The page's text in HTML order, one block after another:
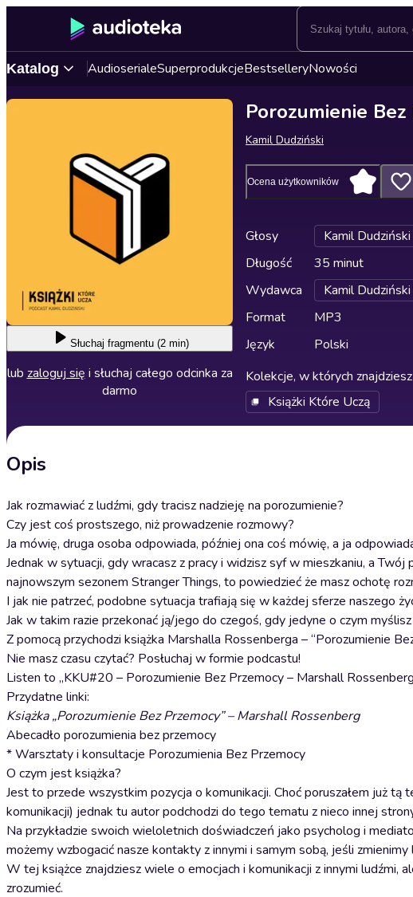
Katalog AudioserialeSuperprodukcjeBestselleryNowości
Słuchaj fragmentu (2 min)
lub zaloguj się i słuchaj całego odcinka za
darmo
Porozumienie
Kamil Dudziński
Ocena użytkowników
Głosy
Kamil Dudziński
Długość
35 minut
Wydawca
Kamil Dudziński
Format
MP3
Język
Polski
Kolekcje, w których
Książki Które Uczą
Opis
Jak rozmawiać z ludźmi, gdy tracisz nadzieję na porozumienie?
Czy jest coś prostszego, niż prowadzenie rozmowy?
Ja mówię, druga osoba odpowiada, później ona coś mówię, a ja
Jednak w sytuacji, gdy wracasz z pracy i widzisz syf w mieszkaniu, a
najnowszym sezonem Stranger Things, to powiedzieć że masz ochotę
I jak nie patrzeć, podobne sytuacja trafiają się w każdej sferze naszego
Jak w takim razie przekonać ją/jego do czegoś, gdy jedyne o czym
Z pomocą przychodzi książka Marshalla Rossenberga – “Porozumienie
Nie masz czasu czytać? Posłuchaj w formie podcastu!
Listen to „KKU#20 – Porozumienie Bez Przemocy – Marshall
Przydatne linki:
Książka „Porozumienie Bez Przemocy” – Marshall Rossenberg
Abecadło porozumienia bez przemocy
* Warsztaty i konsultacje Porozumienia Bez Przemocy
O czym jest książka?
Jest to przede wszystkim pozycja o komunikacji. Choć poruszałem już
komunikacji) jednak tu autor podchodzi do tego tematu z nieco innej
Na przykładzie swoich wieloletnich doświadczeń jako psycholog i
możemy wzbogacić nasze kontakty z innymi i samym sobą, jeśli
W tej książce znajdziesz wiele o emocjach i komunikacji z innymi ludźmi,
zrozumieć.